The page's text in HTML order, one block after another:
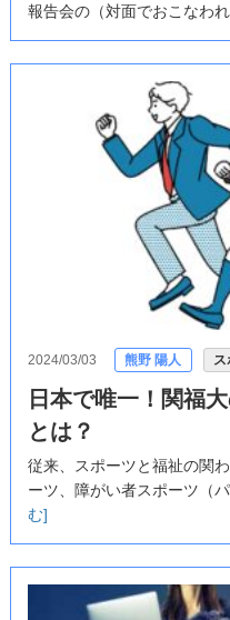
報告会の（対面でおこなわ
2024/03/03 熊野 陽人 ス
日本で唯一！関福
とは？
従来、スポーツと福祉の関
ーツ、障がい者スポーツ（
む]